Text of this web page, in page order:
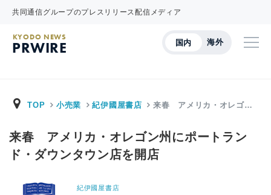
共同通信グループのプレスリリース配信メディア
国内 海外
KYODO NEWS
PRWIRE
TOP 小売業 紀伊國屋書店 来春 アメリカ・オレゴ…
来春 アメリカ・オレゴン州にポートラン
ド・ダウンタウン店を開店
紀伊國屋書店